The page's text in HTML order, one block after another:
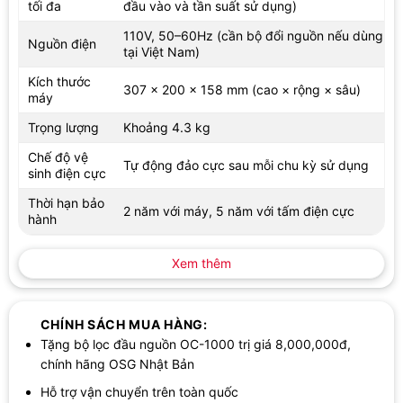
nước đầu vào. Cơ chế đảo cực giúp thay đổi chiều hoạt động
của điện cực, từ đó hỗ trợ làm sạch bề mặt điện cực trong quá
trình sử dụng.
Điểm này có ý nghĩa thực tế đối với độ bền và chi phí vận hành
lâu dài. Khi điện cực được hỗ trợ vệ sinh thường xuyên, người
dùng có thêm sự yên tâm về khả năng duy trì hiệu quả điện phân
vận hành vẫn phụ thuộc vào chất lượng nước đầu vào và tần
tối đa
đầu vào và tần suất sử dụng)
Nguồn điện
110V, 50–60Hz (cần bộ đổi nguồn nếu dùng
tại Việt Nam)
Kích thước
máy
307 × 200 × 158 mm (cao × rộng × sâu)
Trọng lượng
Khoảng 4.3 kg
Chế độ vệ
sinh điện cực
Tự động đảo cực sau mỗi chu kỳ sử dụng
Thời hạn bảo
hành
2 năm với máy, 5 năm với tấm điện cực
Xem thêm
CHÍNH SÁCH MUA HÀNG:
Tặng bộ lọc đầu nguồn OC-1000 trị giá 8,000,000đ,
chính hãng OSG Nhật Bản
Hỗ trợ vận chuyển trên toàn quốc